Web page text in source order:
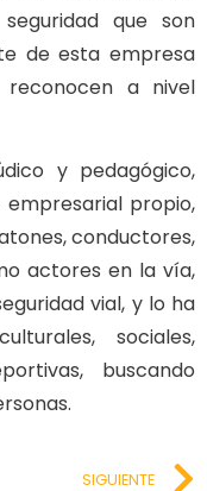
que son
de esta empresa
a nivel
y pedagógico,
propio,
conductores,
actores en la vía,
vial, y lo ha
sociales,
buscando
SIGUIENTE